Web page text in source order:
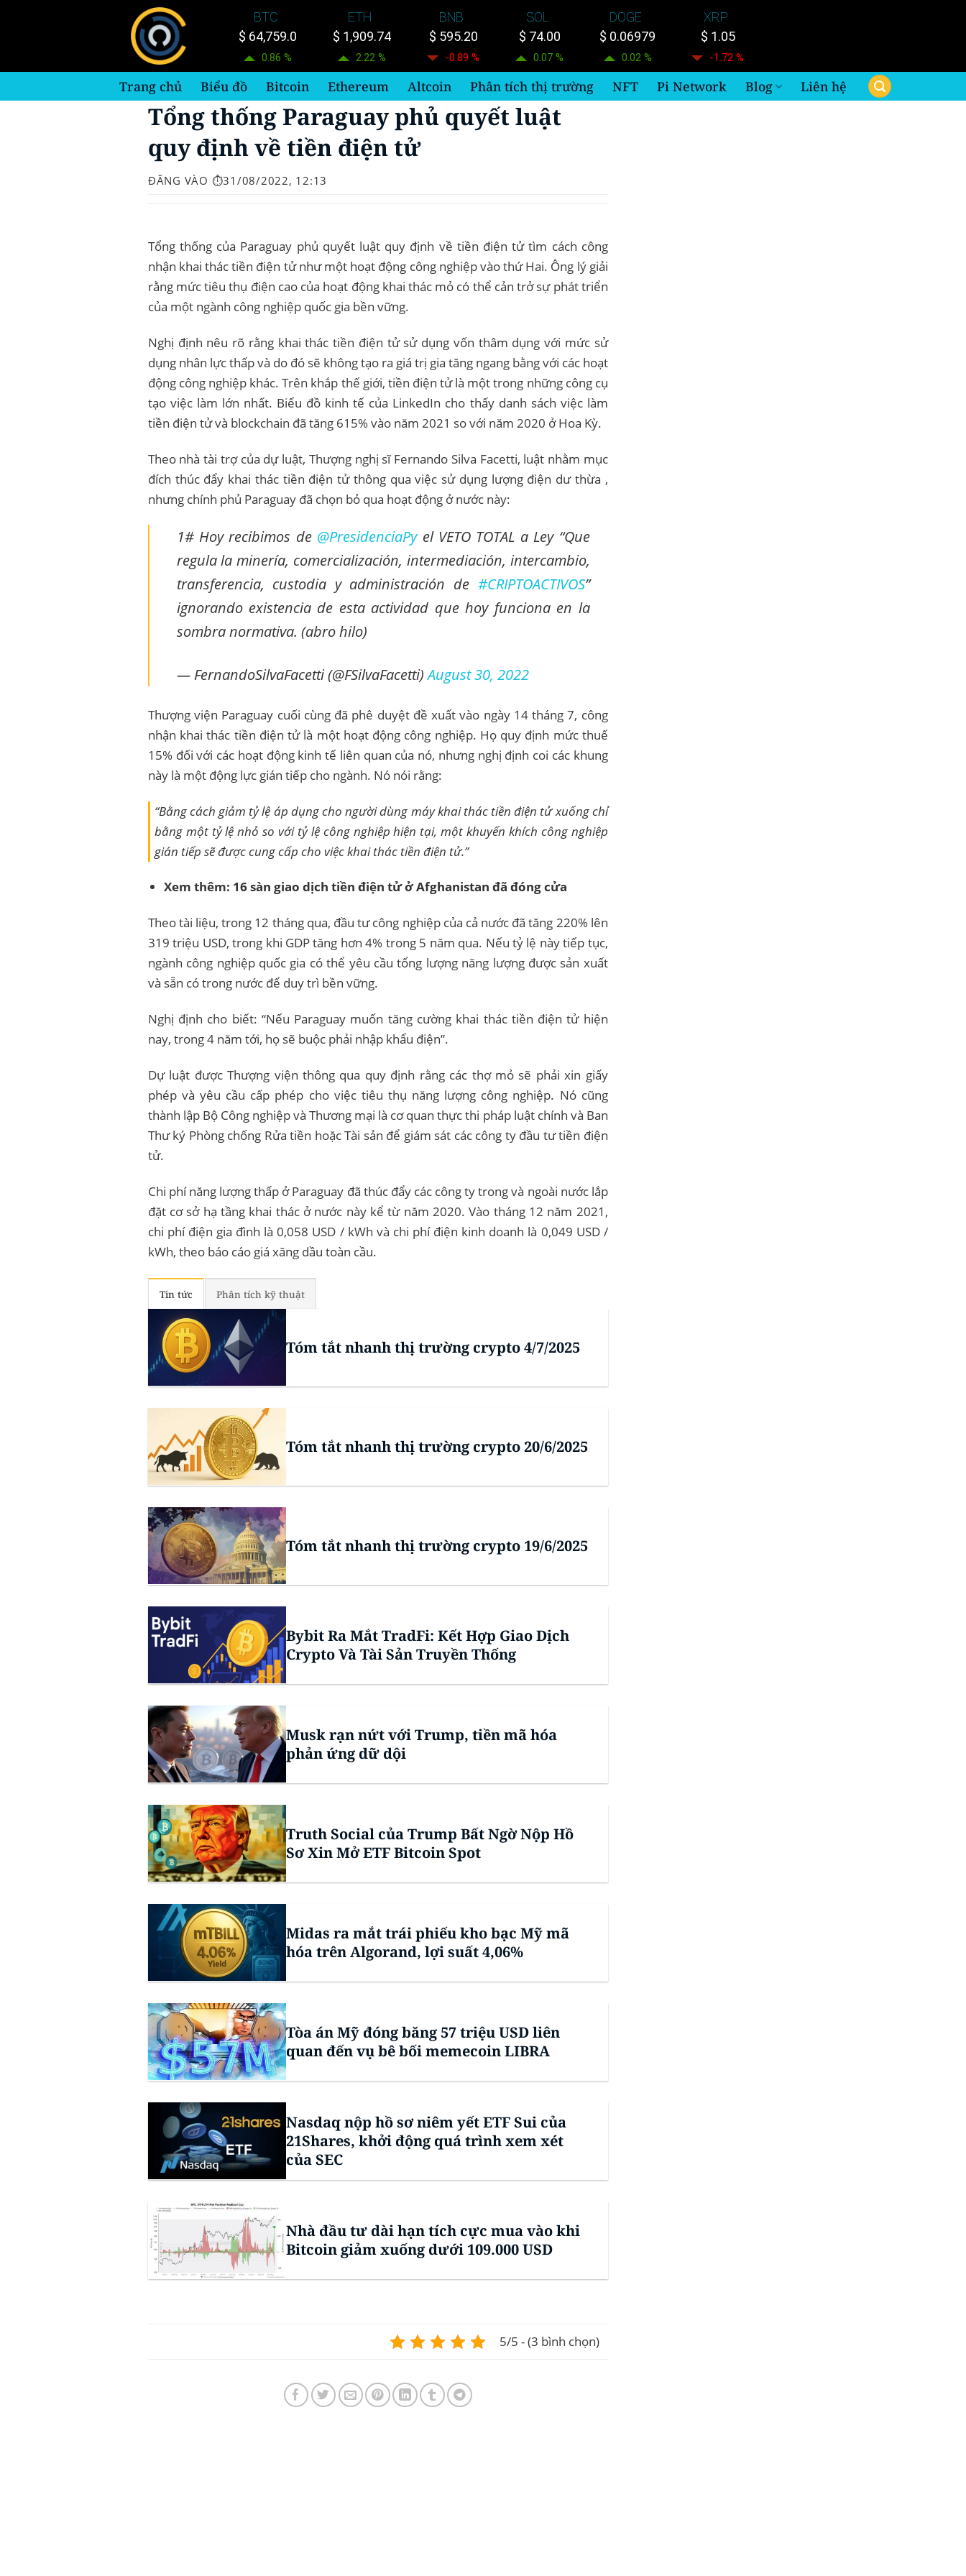
BTC
$ 64,759.0
0.86 %
ETH
$ 1,909.74
2.22 %
BNB
$ 595.20
-0.89 %
SOL
$ 74.00
0.07 %
DOGE
$ 0.06979
0.02 %
XRP
$ 1.05
-1.72 %
Trang chủ Biểu đồ Bitcoin Ethereum Altcoin Phân tích thị trường NFT Pi Network Blog Liên hệ
Tổng thống Paraguay phủ quyết luật
quy định về tiền điện tử
ĐĂNG VÀO ⏱️31/08/2022, 12:13
Tổng thống của Paraguay phủ quyết luật quy định về tiền điện tử tìm cách công
nhận khai thác tiền điện tử như một hoạt động công nghiệp vào thứ Hai. Ông lý giải
rằng mức tiêu thụ điện cao của hoạt động khai thác mỏ có thể cản trở sự phát triển
của một ngành công nghiệp quốc gia bền vững.
Nghị định nêu rõ rằng khai thác tiền điện tử sử dụng vốn thâm dụng với mức sử
dụng nhân lực thấp và do đó sẽ không tạo ra giá trị gia tăng ngang bằng với các hoạt
động công nghiệp khác. Trên khắp thế giới, tiền điện tử là một trong những công cụ
tạo việc làm lớn nhất. Biểu đồ kinh tế của LinkedIn cho thấy danh sách việc làm
tiền điện tử và blockchain đã tăng 615% vào năm 2021 so với năm 2020 ở Hoa Kỳ.
Theo nhà tài trợ của dự luật, Thượng nghị sĩ Fernando Silva Facetti, luật nhằm mục
đích thúc đẩy khai thác tiền điện tử thông qua việc sử dụng lượng điện dư thừa ,
nhưng chính phủ Paraguay đã chọn bỏ qua hoạt động ở nước này:
1# Hoy recibimos de @PresidenciaPyel VETO TOTAL a Ley “Que
regula la minería, comercialización, intermediación, intercambio,
transferencia, custodia y administración de #CRIPTOACTIVOS”
ignorando existencia de esta actividad que hoy funciona en la
sombra normativa. (abro hilo)
— FernandoSilvaFacetti (@FSilvaFacetti)August 30, 2022
Thượng viện Paraguay cuối cùng đã phê duyệt đề xuất vào ngày 14 tháng 7, công
nhận khai thác tiền điện tử là một hoạt động công nghiệp. Họ quy định mức thuế
15% đối với các hoạt động kinh tế liên quan của nó, nhưng nghị định coi các khung
này là một động lực gián tiếp cho ngành. Nó nói rằng:
“Bằng cách giảm tỷ lệ áp dụng cho người dùng máy khai thác tiền điện tử xuống chỉ
bằng một tỷ lệ nhỏ so với tỷ lệ công nghiệp hiện tại, một khuyến khích công nghiệp
gián tiếp sẽ được cung cấp cho việc khai thác tiền điện tử.”
Xem thêm: 16 sàn giao dịch tiền điện tử ở Afghanistan đã đóng cửa
Theo tài liệu, trong 12 tháng qua, đầu tư công nghiệp của cả nước đã tăng 220% lên
319 triệu USD, trong khi GDP tăng hơn 4% trong 5 năm qua. Nếu tỷ lệ này tiếp tục,
ngành công nghiệp quốc gia có thể yêu cầu tổng lượng năng lượng được sản xuất
và sẵn có trong nước để duy trì bền vững.
Nghị định cho biết: “Nếu Paraguay muốn tăng cường khai thác tiền điện tử hiện
nay, trong 4 năm tới, họ sẽ buộc phải nhập khẩu điện”.
Dự luật được Thượng viện thông qua quy định rằng các thợ mỏ sẽ phải xin giấy
phép và yêu cầu cấp phép cho việc tiêu thụ năng lượng công nghiệp. Nó cũng
thành lập Bộ Công nghiệp và Thương mại là cơ quan thực thi pháp luật chính và Ban
Thư ký Phòng chống Rửa tiền hoặc Tài sản để giám sát các công ty đầu tư tiền điện
tử.
Chi phí năng lượng thấp ở Paraguay đã thúc đẩy các công ty trong và ngoài nước lắp
đặt cơ sở hạ tầng khai thác ở nước này kể từ năm 2020. Vào tháng 12 năm 2021,
chi phí điện gia đình là 0,058 USD / kWh và chi phí điện kinh doanh là 0,049 USD /
kWh, theo báo cáo giá xăng dầu toàn cầu.
Tin tức Phân tích kỹ thuật
Tóm tắt nhanh thị trường crypto 4/7/2025
Tóm tắt nhanh thị trường crypto 20/6/2025
Tóm tắt nhanh thị trường crypto 19/6/2025
Bybit Ra Mắt TradFi: Kết Hợp Giao Dịch
Crypto Và Tài Sản Truyền Thống
Musk rạn nứt với Trump, tiền mã hóa
phản ứng dữ dội
Truth Social của Trump Bất Ngờ Nộp Hồ
Sơ Xin Mở ETF Bitcoin Spot
Midas ra mắt trái phiếu kho bạc Mỹ mã
hóa trên Algorand, lợi suất 4,06%
Tòa án Mỹ đóng băng 57 triệu USD liên
quan đến vụ bê bối memecoin LIBRA
Nasdaq nộp hồ sơ niêm yết ETF Sui của
21Shares, khởi động quá trình xem xét
của SEC
Nhà đầu tư dài hạn tích cực mua vào khi
Bitcoin giảm xuống dưới 109.000 USD
5/5 - (3 bình chọn)